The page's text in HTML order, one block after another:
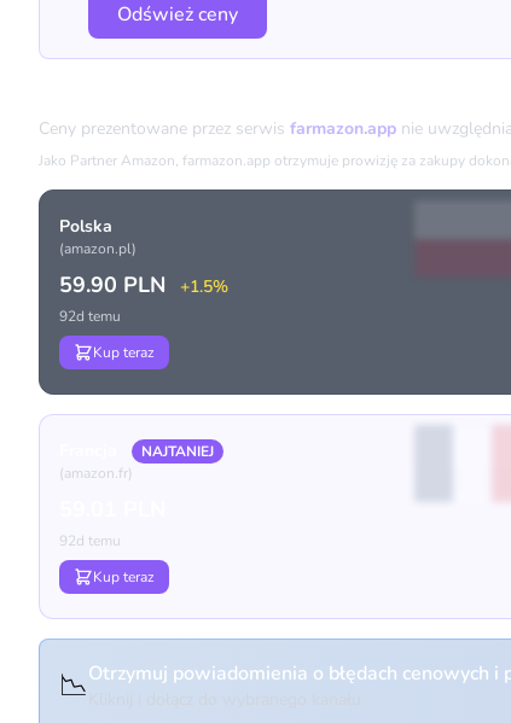
Odśwież ceny
Ceny prezentowane przez serwis farmazon.app nie
Jako Partner Amazon, farmazon.app otrzymuje prowizję za zakupy
Polska
(amazon.pl)
59.90 PLN +1.5%
92d temu
Kup teraz
NAJTANIEJ
(amazon.fr)
92d temu
Kup teraz
📉Otrzymuj powiadomienia o błędach cenowych